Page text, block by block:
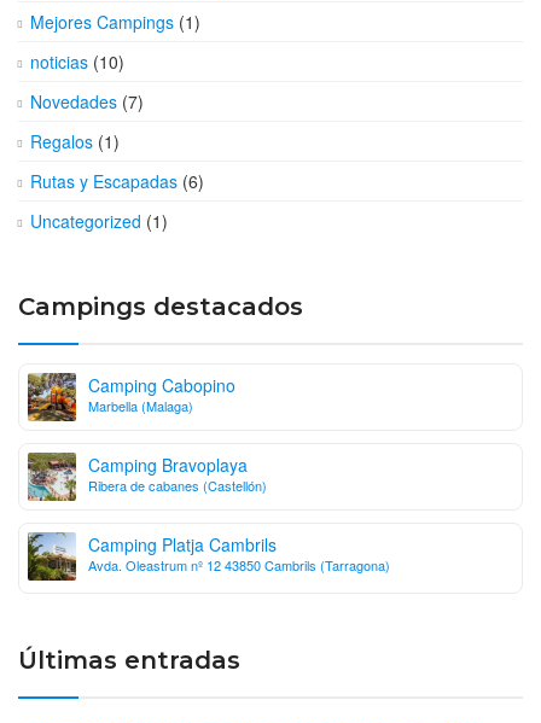
Mejores Campings (1)
noticias (10)
Novedades (7)
Regalos (1)
Rutas y Escapadas (6)
Uncategorized (1)
Campings destacados
Camping Cabopino
Marbella (Malaga)
Camping Bravoplaya
Ribera de cabanes (Castellón)
Camping Platja Cambrils
Avda. Oleastrum nº 12 43850 Cambrils (Tarragona)
Últimas entradas